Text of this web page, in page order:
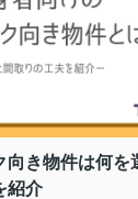
向き物件は何を
紹介